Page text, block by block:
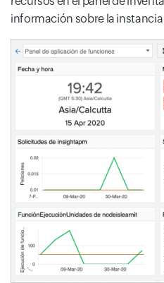
información sobre la